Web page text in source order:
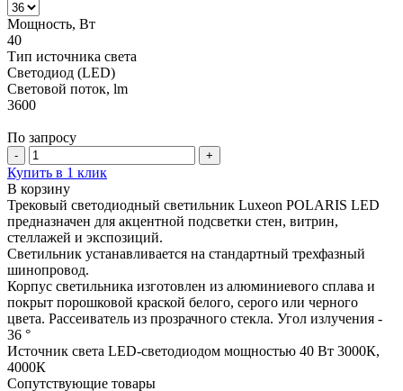
Мощность, Вт
40
Тип источника света
Светодиод (LED)
Световой поток, lm
3600
По запросу
- +
Купить в 1 клик
В корзину
Трековый светодиодный светильник Luxeon POLARIS LED
предназначен для акцентной подсветки стен, витрин,
стеллажей и экспозиций.
Светильник устанавливается на стандартный трехфазный
шинопровод.
Корпус светильника изготовлен из алюминиевого сплава и
покрыт порошковой краской белого, серого или черного
цвета. Рассеиватель из прозрачного стекла. Угол излучения -
36 °
Источник света LED-светодиодом мощностью 40 Вт 3000К,
4000К
Сопутствующие товары